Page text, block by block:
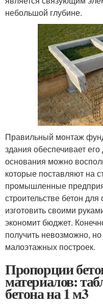
небольшой глубине.
Правильный монтаж
здания обеспечивает
основания можно
которые поставляют на
промышленные
строительстве бетон
изготовить своими
экономит бюджет.
получить невозможно,
малоэтажных построек.
Пропорции
материалов:
бетона на 1 м3